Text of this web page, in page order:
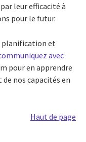
leur efficacité à
pour le futur.
planification et
avec
pour en apprendre
nos capacités en
Haut de page